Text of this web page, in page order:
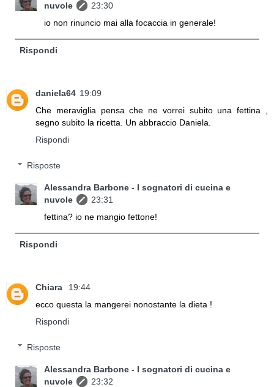
nuvole
23:30
io non rinuncio mai alla focaccia in generale!
Rispondi
daniela64 19:09
Che meraviglia pensa che ne vorrei subito una fettina ,
segno subito la ricetta. Un abbraccio Daniela.
Rispondi
Risposte
Alessandra Barbone - I sognatori di cucina e
nuvole
23:31
fettina? io ne mangio fettone!
Rispondi
Chiara
19:44
ecco questa la mangerei nonostante la dieta !
Rispondi
Risposte
Alessandra Barbone - I sognatori di cucina e
nuvole
23:32